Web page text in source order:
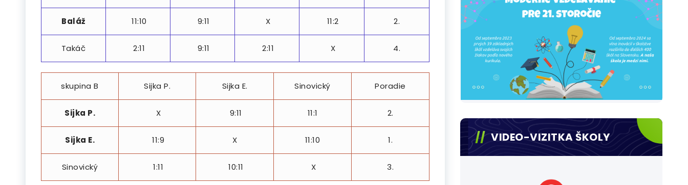
Baláž 11:10 9:11 X 11:2 2.
Takáč 2:11 9:11 2:11 X 4.
skupina B Sijka P. Sijka E. Sinovický Poradie
Sijka P. X 9:11 11:1 2.
Sijka E. 11:9 X 11:10 1.
Sinovický 1:11 10:11 X 3.
VIDEO-VIZITKA ŠKOLY